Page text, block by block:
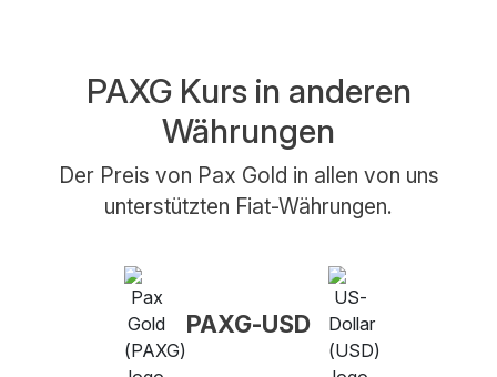
PAXG Kurs in anderen
Währungen
Der Preis von Pax Gold in allen von uns
unterstützten Fiat-Währungen.
PAXG-USD